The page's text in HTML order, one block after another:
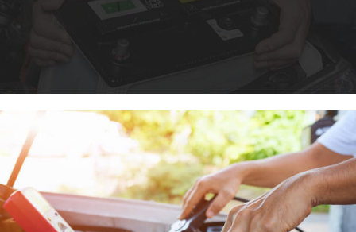
Які помилки допускають при
прикурюванні автомобільного
акумулятора